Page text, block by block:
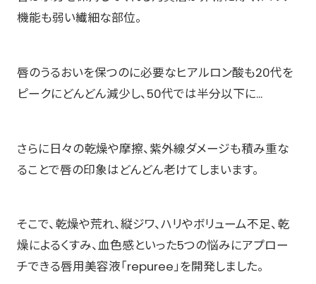
機能も弱い繊細な部位。
唇のうるおいを保つのに必要なヒアルロン酸も20代を
ピークにどんどん減少し、50代では半分以下に...
さらに日々の乾燥や摩擦、紫外線ダメージも積み重な
ることで唇の印象はどんどん老けてしまいます。
そこで、乾燥や荒れ、縦ジワ、ハリやボリューム不足、乾
燥によるくすみ、血色感といった5つの悩みにアプロー
チできる唇用美容液「repuree」を開発しました。